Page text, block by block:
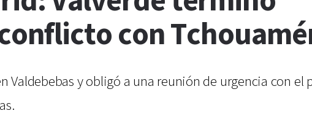
con
y obligó a una reunión de urgencia con el